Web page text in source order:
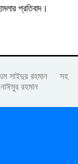
প্রতিবাদ।
এম সাইদুর রহমান সহ
রহমান